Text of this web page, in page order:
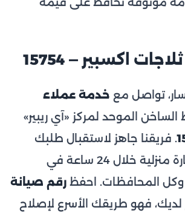
اكسبير — 15754
تواصل مع خدمة عملاء
الساخن الموحد لمركز «آي ريبير»
. فريقنا جاهز لاستقبال طلبك
وتحديد موعد زيارة منزلية خلال 24 ساعة في
وكل المحافظات. احفظ رقم صيانة
لديك، فهو طريقك الأسرع لإصلاح